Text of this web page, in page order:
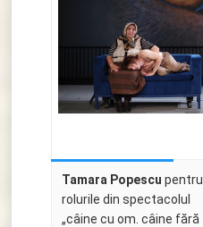
Tamara Popescu pentru
rolurile din spectacolul
„câine cu om. câine fără